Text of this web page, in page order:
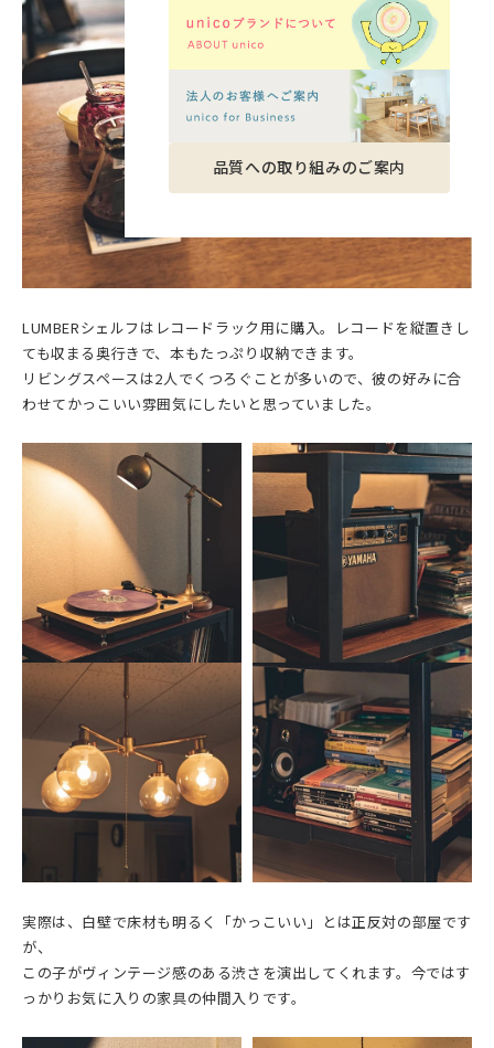
品質への取り組みのご案内
LUMBERシェルフはレコードラック用に購入。レコードを縦置きし
ても収まる奥行きで、本もたっぷり収納できます。
リビングスペースは2人でくつろぐことが多いので、彼の好みに合
わせてかっこいい雰囲気にしたいと思っていました。
実際は、白壁で床材も明るく「かっこいい」とは正反対の部屋です
が、
この子がヴィンテージ感のある渋さを演出してくれます。今ではす
っかりお気に入りの家具の仲間入りです。